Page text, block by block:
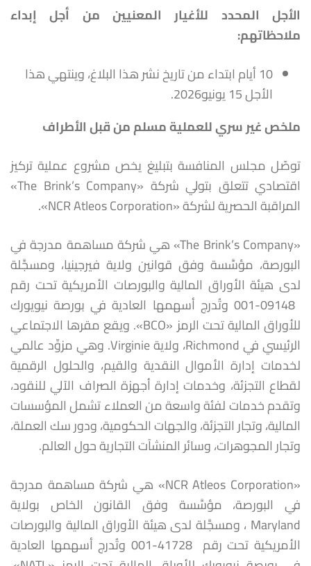
الأجل المحدد للأغيار المعنيين من أجل إبداء
ملاحظاتهم:
10 أيام ابتداء من تاريخ نشر هذا البلاغ، وينتهي هذا
الأجل 15 يونيو2026.
ملخص غير سري للعملية مسلم من قبل الأطراف
توصّل مجلس المنافسة بتبليغ يخص مشروع عملية تركيز
اقتصادي تتعلق بتولي شركة «‏The Brink’s Company‏»
المراقبة الحصرية ‏لشركة «‏NCR Atleos Corporation‏».‏
‎«The Brink’s Company»‎‏ هي شركة مساهمة مدرجة في
البورصة، مؤسَّسة وفق قوانين ولاية فيرجينيا، ومسجَّلة
لدى هيئة الأوراق ‏المالية والبورصات الأمريكية تحت رقم
‏‎001-09148 ‎‏ وتُدرج أسهمها العادية في بورصة نيويورك
للأوراق المالية تحت الرمز ‏‏«‏BCO‏». ويقع مقرها الاجتماعي
الرئيسي في ‏Richmond، ولاية Virginie. وهي مزوِّد عالمي
لخدمات إدارة الأموال النقدية والقيم، ‏والحلول الرقمية
لقطاع التجزئة، وخدمات إدارة أجهزة الصراف الآلي للنقود،
وتقدم خدمات لفئة واسعة من العملاء تشمل المؤسسات
المالية، ‏وتجار التجزئة، والجهات الحكومية، ودور سك العملة،
وتجار المجوهرات، وسائر المنشآت التجارية حول العالم.‏
‏«‏NCR Atleos Corporation‏» هي شركة مساهمة مدرجة
في البورصة، مؤسَّسة وفق القانون الخاص بولاية
‎Maryland ، ومسجَّلة لدى ‏هيئة الأوراق المالية والبورصات
الأمريكية تحت‎ رقم ‏‎ 001-41728 ‎وتُدرج أسهمها العادية